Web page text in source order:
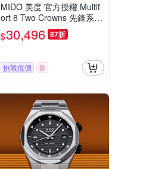
MIDO 美度 官方授權 Multif
ort 8 Two Crowns 先鋒系列
幾何八角機械錶 寵爸時刻
送禮推薦-藍 M0475071704
$30,496 87折
挑戰低價 券